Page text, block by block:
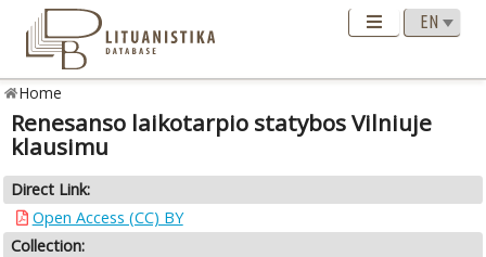
Home
Renesanso laikotarpio statybos Vilniuje
klausimu
Direct Link:
Open Access (CC) BY
Collection: